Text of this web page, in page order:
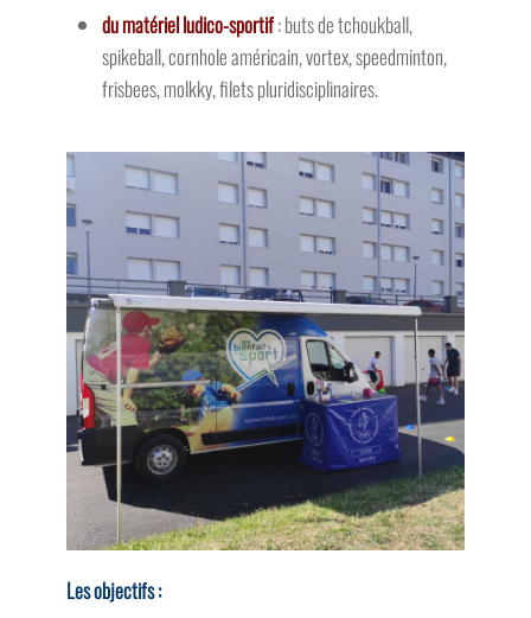
du matériel ludico-sportif: buts de tchoukball,
spikeball, cornhole américain, vortex, speedminton,
frisbees, molkky, filets pluridisciplinaires.
Les objectifs :